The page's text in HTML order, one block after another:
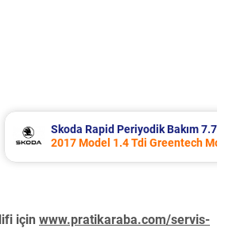
Rapid Periyodik Bakım 7.707 TL
Model 1.4 Tdi Greentech Motor
için www.pratikaraba.com/servis-